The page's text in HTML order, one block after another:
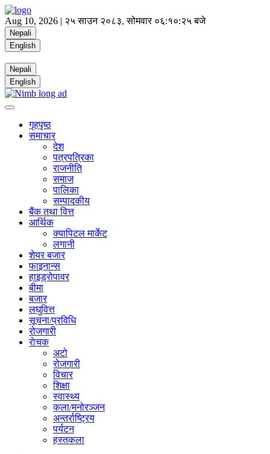
Aug 10, 2026 | २५ साउन २०८३, सोमवार ०६:१०:२५ बजे
Nepali
English
Nepali
English
गृहपृष्ठ
समाचार
देश
पत्रपत्रिका
राजनीति
समाज
पालिका
सम्पादकीय
बैंक तथा वित्त
आर्थिक
क्यापिटल मार्केट
लगानी
शेयर बजार
फाइनान्स
हाइड्रोपावर
बीमा
बजार
लघुवित्त
सूचना/प्रविधि
रोजगारी
राेचक
अटो
रोजगारी
विचार
शिक्षा
स्वास्थ्य
कला/मनोरञ्जन
अन्तर्राष्ट्रिय
पर्यटन
हस्तकला